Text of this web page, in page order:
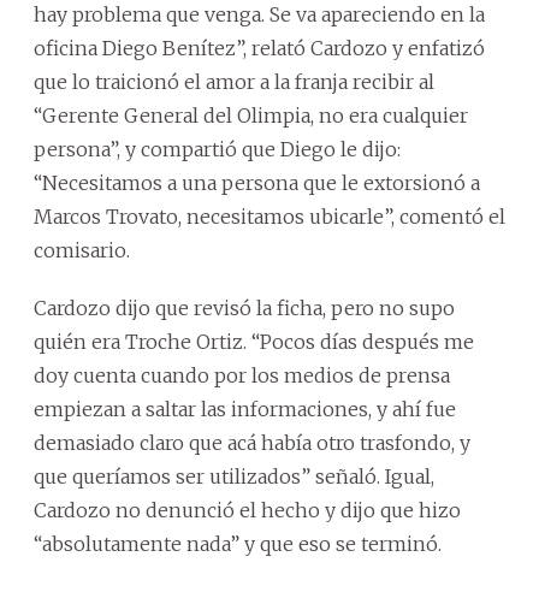
hay problema que venga. Se va apareciendo en la
oficina Diego Benítez”, relató Cardozo y enfatizó
que lo traicionó el amor a la franja recibir al
“Gerente General del Olimpia, no era cualquier
persona”, y compartió que Diego le dijo:
“Necesitamos a una persona que le extorsionó a
Marcos Trovato, necesitamos ubicarle”, comentó el
comisario.
Cardozo dijo que revisó la ficha, pero no supo
quién era Troche Ortiz. “Pocos días después me
doy cuenta cuando por los medios de prensa
empiezan a saltar las informaciones, y ahí fue
demasiado claro que acá había otro trasfondo, y
que queríamos ser utilizados” señaló. Igual,
Cardozo no denunció el hecho y dijo que hizo
“absolutamente nada” y que eso se terminó.